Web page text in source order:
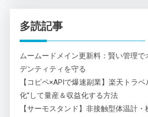
多読記事
ムームードメイン更新料：賢い管理で
デンティティを守る
【コピペ×APIで爆速副業】楽天トラ
化”して量産＆収益化する方法
【サーモスタンド】非接触型体温計